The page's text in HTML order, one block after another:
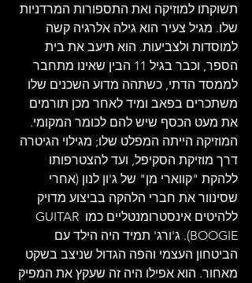
תשוקתו למוזיקה ואת התספורות המרדניות
שלו. מגיל צעיר הוא גילה אלרגיה קשה
למוסדות ולצביעות. הוא תיעב את בית
הספר, וכבר בגיל 11 הבין שאינו מתחבר
לממסד הדתי, כשתהה מדוע השכנים שלו
משתכרים בפאב ומיד לאחר מכן תורמים
את מעט הכסף שיש להם לכומר המקומי.
המוזיקה הייתה המפלט שלו; מגילוי הגיטרה
דרך מוזיקת הסקיפל, ועד להצטרפותו
ללהקת "קווארי מן" של ג'ון לנון (אחרי
שסינוור את חברי הלהקה בביצוע מדויק
ללהיטים אינסטרומנטליים כמו GUITAR
BOOGIE). ג'ורג' תמיד היה הילד עם
הביטחון העצמי והפה הגדול שניצב בשקט
מאחור. הוא אפילו היה זה שעקץ את המפיק